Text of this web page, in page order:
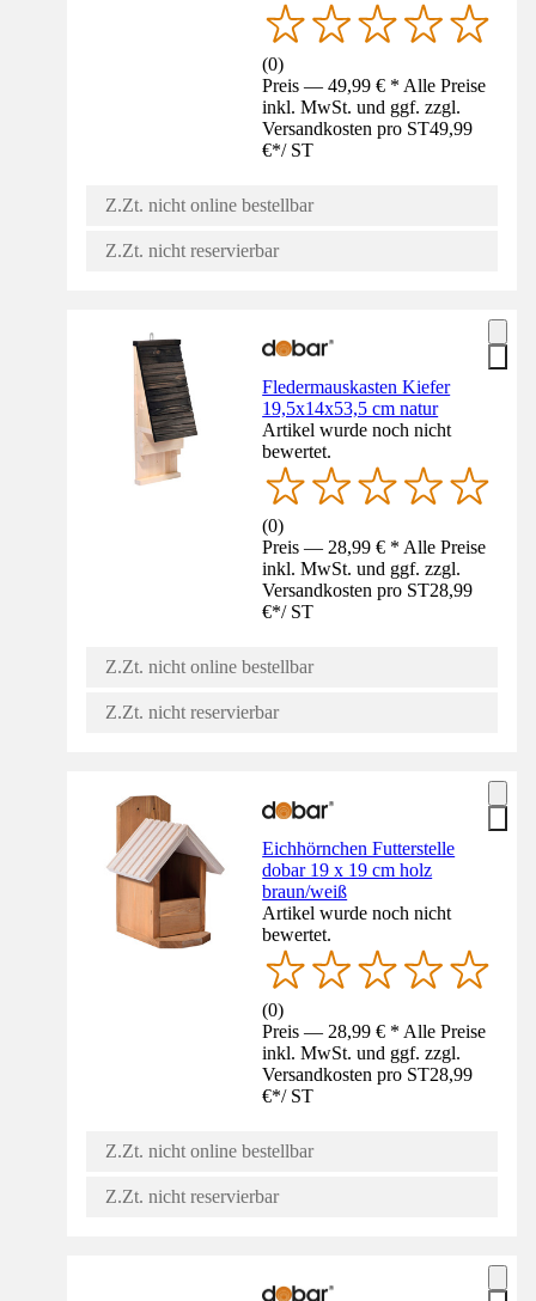
(0)
Preis — 49,99 € * Alle Preise
inkl. MwSt. und ggf. zzgl.
Versandkosten pro ST49,99
€*/ ST
Z.Zt. nicht online bestellbar
Z.Zt. nicht reservierbar
Fledermauskasten Kiefer
19,5x14x53,5 cm natur
Artikel wurde noch nicht
bewertet.
(0)
Preis — 28,99 € * Alle Preise
inkl. MwSt. und ggf. zzgl.
Versandkosten pro ST28,99
€*/ ST
Z.Zt. nicht online bestellbar
Z.Zt. nicht reservierbar
Eichhörnchen Futterstelle
dobar 19 x 19 cm holz
braun/weiß
Artikel wurde noch nicht
bewertet.
(0)
Preis — 28,99 € * Alle Preise
inkl. MwSt. und ggf. zzgl.
Versandkosten pro ST28,99
€*/ ST
Z.Zt. nicht online bestellbar
Z.Zt. nicht reservierbar